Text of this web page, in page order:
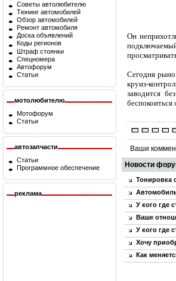
Советы автолюбителю
Тюнинг автомобилей
Обзор автомобилей
Ремонт автомобиля
Доска объявлений
Коды регионов
Штраф стоянки
Спецномера
Автофорум
Статьи
мотолюбителю
Мотофорум
Статьи
автозапчасти
Статьи
Программное обеспечение
реклама
Он
Сегодня
круиз-
заводится
беспокоиться
Ваши
Новости
Тонировка
У кого где
Ваше
У кого где
Хочу
Как